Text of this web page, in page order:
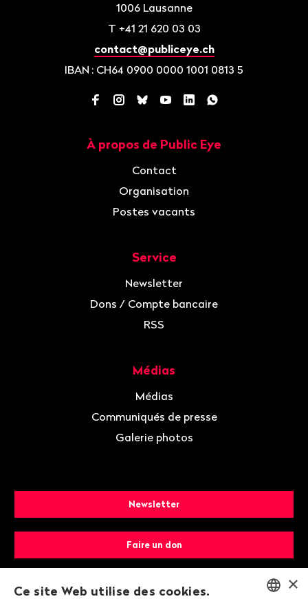
1006 Lausanne
T +41 21 620 03 03
contact@publiceye.ch
IBAN : CH64 0900 0000 1001 0813 5
Facebook
Instagram
BlueskyYouTube
LinkedInWhatsApp
À propos de Public Eye
Contact
Organisation
Postes vacants
Service
Newsletter
Dons / Compte bancaire
RSS
Médias
Médias
Communiqués de presse
Galerie photos
Newsletter
Faire un don
Devenir membre ×
Ce site Web utilise des cookies.